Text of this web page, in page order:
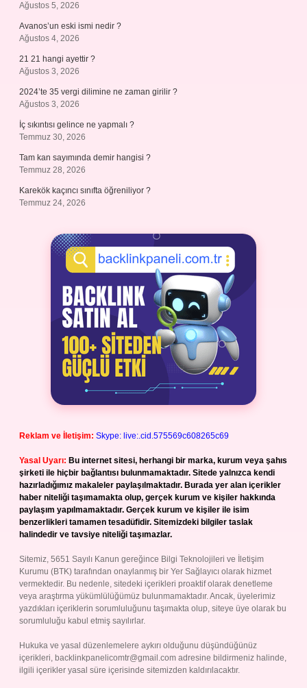
Ağustos 5, 2026
Avanos’un eski ismi nedir ?
Ağustos 4, 2026
21 21 hangi ayettir ?
Ağustos 3, 2026
2024’te 35 vergi dilimine ne zaman girilir ?
Ağustos 3, 2026
İç sıkıntısı gelince ne yapmalı ?
Temmuz 30, 2026
Tam kan sayımında demir hangisi ?
Temmuz 28, 2026
Karekök kaçıncı sınıfta öğreniliyor ?
Temmuz 24, 2026
Reklam ve İletişim: Skype: live:.cid.575569c608265c69
Yasal Uyarı: Bu internet sitesi, herhangi bir marka, kurum veya şahıs
şirketi ile hiçbir bağlantısı bulunmamaktadır. Sitede yalnızca kendi
hazırladığımız makaleler paylaşılmaktadır. Burada yer alan içerikler
haber niteliği taşımamakta olup, gerçek kurum ve kişiler hakkında
paylaşım yapılmamaktadır. Gerçek kurum ve kişiler ile isim
benzerlikleri tamamen tesadüfidir. Sitemizdeki bilgiler taslak
halindedir ve tavsiye niteliği taşımazlar.
Sitemiz, 5651 Sayılı Kanun gereğince Bilgi Teknolojileri ve İletişim
Kurumu (BTK) tarafından onaylanmış bir Yer Sağlayıcı olarak hizmet
vermektedir. Bu nedenle, sitedeki içerikleri proaktif olarak denetleme
veya araştırma yükümlülüğümüz bulunmamaktadır. Ancak, üyelerimiz
yazdıkları içeriklerin sorumluluğunu taşımakta olup, siteye üye olarak bu
sorumluluğu kabul etmiş sayılırlar.
Hukuka ve yasal düzenlemelere aykırı olduğunu düşündüğünüz
içerikleri, backlinkpanelicomtr@gmail.com adresine bildirmeniz halinde,
ilgili içerikler yasal süre içerisinde sitemizden kaldırılacaktır.